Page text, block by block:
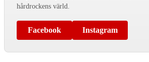
hårdrockens värld.
Facebook Instagram